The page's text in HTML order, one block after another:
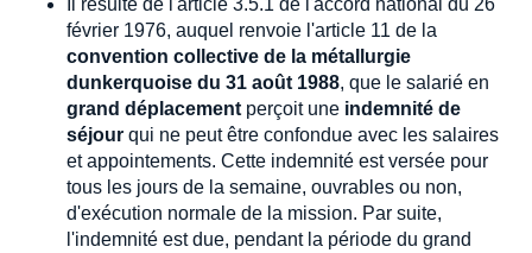
Il résulte de l'article 3.5.1 de l'accord national du 26
février 1976, auquel renvoie l'article 11 de la
convention collective de la métallurgie
dunkerquoise du 31 août 1988, que le salarié en
grand déplacement perçoit une indemnité de
séjour qui ne peut être confondue avec les salaires
et appointements. Cette indemnité est versée pour
tous les jours de la semaine, ouvrables ou non,
d'exécution normale de la mission. Par suite,
l'indemnité est due, pendant la période du grand